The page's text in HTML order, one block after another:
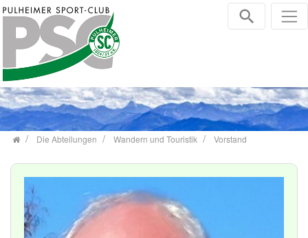
Zum Inhalt springen
Die Abteilungen Wandern und Touristik Vorstand